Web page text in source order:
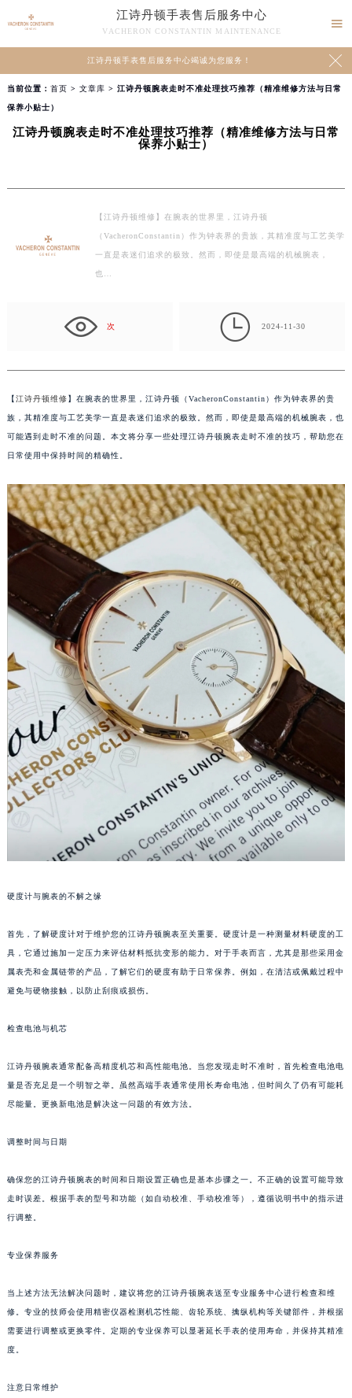
江诗丹顿手表售后服务中心
VACHERON CONSTANTIN MAINTENANCE

江诗丹顿手表售后服务中心竭诚为您服务！ 
当前位置： 首页 > 文章库 > 江诗丹顿腕表走时不准处理技巧推荐（精准维修方法与日常
保养小贴士）
江诗丹顿腕表走时不准处理技巧推荐（精准维修方法与日常
保养小贴士）
【江诗丹顿维修】在腕表的世界里，江诗丹顿
（VacheronConstantin）作为钟表界的贵族，其精准度与工艺美学
一直是表迷们追求的极致。然而，即使是最高端的机械腕表，
也…
次  2024-11-30
【江诗丹顿维修】在腕表的世界里，江诗丹顿（VacheronConstantin）作为钟表界的贵
族，其精准度与工艺美学一直是表迷们追求的极致。然而，即使是最高端的机械腕表，也
可能遇到走时不准的问题。本文将分享一些处理江诗丹顿腕表走时不准的技巧，帮助您在
日常使用中保持时间的精确性。
硬度计与腕表的不解之缘
首先，了解硬度计对于维护您的江诗丹顿腕表至关重要。硬度计是一种测量材料硬度的工
具，它通过施加一定压力来评估材料抵抗变形的能力。对于手表而言，尤其是那些采用金
属表壳和金属链带的产品，了解它们的硬度有助于日常保养。例如，在清洁或佩戴过程中
避免与硬物接触，以防止刮痕或损伤。
检查电池与机芯
江诗丹顿腕表通常配备高精度机芯和高性能电池。当您发现走时不准时，首先检查电池电
量是否充足是一个明智之举。虽然高端手表通常使用长寿命电池，但时间久了仍有可能耗
尽能量。更换新电池是解决这一问题的有效方法。
调整时间与日期
确保您的江诗丹顿腕表的时间和日期设置正确也是基本步骤之一。不正确的设置可能导致
走时误差。根据手表的型号和功能（如自动校准、手动校准等），遵循说明书中的指示进
行调整。
专业保养服务
当上述方法无法解决问题时，建议将您的江诗丹顿腕表送至专业服务中心进行检查和维
修。专业的技师会使用精密仪器检测机芯性能、齿轮系统、擒纵机构等关键部件，并根据
需要进行调整或更换零件。定期的专业保养可以显著延长手表的使用寿命，并保持其精准
度。
注意日常维护